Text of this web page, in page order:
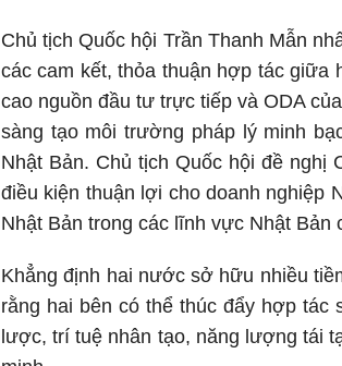
Chủ tịch Quốc hội Trần Thanh Mẫn
các cam kết, thỏa thuận hợp tác
cao nguồn đầu tư trực tiếp và ODA
sàng tạo môi trường pháp lý minh
Nhật Bản. Chủ tịch Quốc hội đề nghị
điều kiện thuận lợi cho doanh nghiệp
Nhật Bản trong các lĩnh vực Nhật Bản
Khẳng định hai nước sở hữu nhiều
rằng hai bên có thể thúc đẩy hợp tác
lược, trí tuệ nhân tạo, năng lượng tái